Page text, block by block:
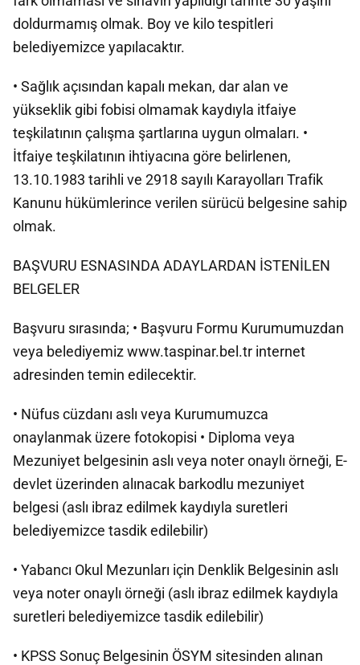
doldurmamış olmak. Boy ve kilo tespitleri
belediyemizce yapılacaktır.
• Sağlık açısından kapalı mekan, dar alan ve
yükseklik gibi fobisi olmamak kaydıyla itfaiye
teşkilatının çalışma şartlarına uygun olmaları. •
İtfaiye teşkilatının ihtiyacına göre belirlenen,
13.10.1983 tarihli ve 2918 sayılı Karayolları Trafik
Kanunu hükümlerince verilen sürücü belgesine sahip
olmak.
BAŞVURU ESNASINDA ADAYLARDAN İSTENİLEN
BELGELER
Başvuru sırasında; • Başvuru Formu Kurumumuzdan
veya belediyemiz www.taspinar.bel.tr internet
adresinden temin edilecektir.
• Nüfus cüzdanı aslı veya Kurumumuzca
onaylanmak üzere fotokopisi • Diploma veya
Mezuniyet belgesinin aslı veya noter onaylı örneği, E-
devlet üzerinden alınacak barkodlu mezuniyet
belgesi (aslı ibraz edilmek kaydıyla suretleri
belediyemizce tasdik edilebilir)
• Yabancı Okul Mezunları için Denklik Belgesinin aslı
veya noter onaylı örneği (aslı ibraz edilmek kaydıyla
suretleri belediyemizce tasdik edilebilir)
• KPSS Sonuç Belgesinin ÖSYM sitesinden alınan